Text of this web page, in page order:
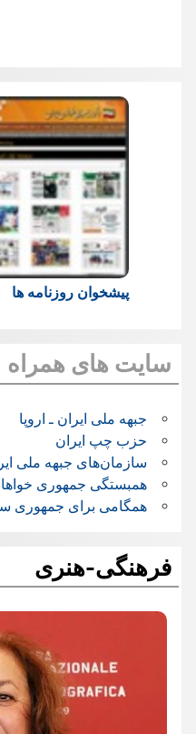
پیشخوان روزنامه ها
سایت های همراه
جبهه ملی ایران ـ اروپا
حزب چپ ایران
سازمان‌های جبهه ملی
همبستگی جمهوری
همگامی برای جمهوری
فرهنگی-هنری